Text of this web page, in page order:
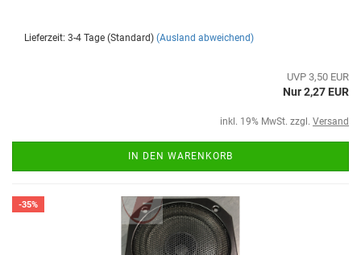
Lieferzeit: 3-4 Tage (Standard) (Ausland abweichend)
UVP 3,50 EUR
Nur 2,27 EUR
inkl. 19% MwSt. zzgl. Versand
IN DEN WARENKORB
-35%